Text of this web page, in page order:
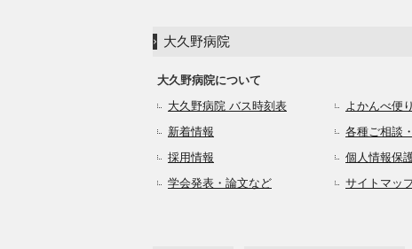
大久野病院
大久野病院について
大久野病院 バス時刻表
よかんべ便り
新着情報
各種ご相談
採用情報
個人情報保
学会発表・論文など
サイトマッ